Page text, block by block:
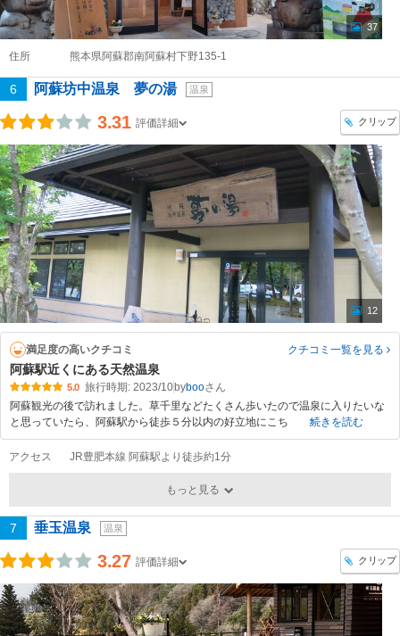
37
住所 熊本県阿蘇郡南阿蘇村下野135-1
6 阿蘇坊中温泉 夢の湯 温泉
3.31 評価詳細 クリップ
12
満足度の高いクチコミ クチコミ一覧を見る
阿蘇駅近くにある天然温泉
5.0 旅行時期: 2023/10byboo
阿蘇観光の後で訪れました。草千里などたくさん歩いたので温泉に入りたいな
と思っていたら、阿蘇駅から徒歩５分以内の好立地にこち
続きを読む
アクセス JR豊肥本線 阿蘇駅より徒歩約1分
もっと見る
7 垂玉温泉 温泉
3.27 評価詳細 クリップ